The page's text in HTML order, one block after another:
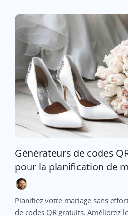
Générateurs de codes
pour la planification de
Planifiez votre mariage sans
de codes QR gratuits. Améliorez